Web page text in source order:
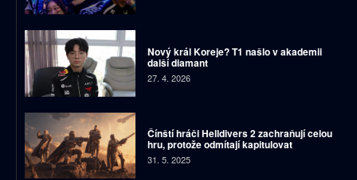
Nový král Koreje? T1 našlo v akademii
další diamant
27. 4. 2026
Čínští hráči Helldivers 2 zachraňují celou
hru, protože odmítají kapitulovat
31. 5. 2025